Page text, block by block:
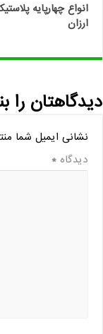
انواع چهارپایه
ارزان
دیدگاهتان را
نشانی ایمیل شما
دیدگاه*